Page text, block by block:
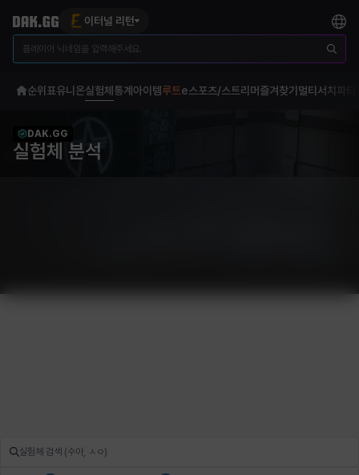
이터널 리턴
순위표유니온실험체 통계 아이템루트e스포츠/스트리머 즐겨찾기 멀티서치 파티
DAK.GG
실험체 분석